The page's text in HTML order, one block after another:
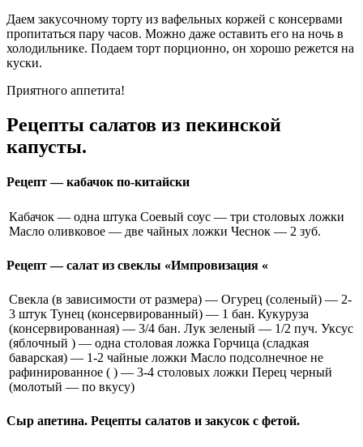
Даем закусочному торту из вафельных коржей с консервами
пропитаться пару часов. Можно даже оставить его на ночь в
холодильнике. Подаем торт порционно, он хорошо режется на
куски.
Приятного аппетита!
Рецепты салатов из пекинской
капусты.
Рецепт — кабачок по-китайски
Кабачок — одна штука Соевый соус — три столовых ложки
Масло оливковое — две чайных ложки Чеснок — 2 зуб.
Рецепт — салат из свеклы «Импровизация «
Свекла (в зависимости от размера) — Огурец (соленый) — 2-
3 штук Тунец (консервированный) — 1 бан. Кукуруза
(консервированная) — 3/4 бан. Лук зеленый — 1/2 пуч. Уксус
(яблочный ) — одна столовая ложка Горчица (сладкая
баварская) — 1-2 чайные ложки Масло подсолнечное не
рафинированное ( ) — 3-4 столовых ложки Перец черный
(молотый — по вкусу)
Сыр апетина. Рецепты салатов и закусок с фетой.